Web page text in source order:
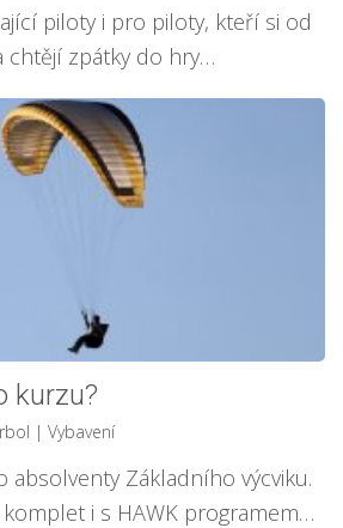
piloty i pro piloty, kteří si od
chtějí zpátky do hry…
kurzu?
| Vybavení
absolventy Základního výcviku.
komplet i s HAWK programem…